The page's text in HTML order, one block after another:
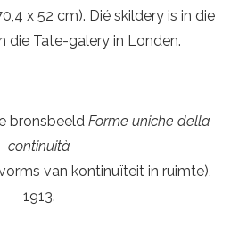
x 52 cm). Dié skildery is in die
die Tate-galery in Londen.
bronsbeeld Forme uniche della
continuità
van kontinuïteit in ruimte),
1913.